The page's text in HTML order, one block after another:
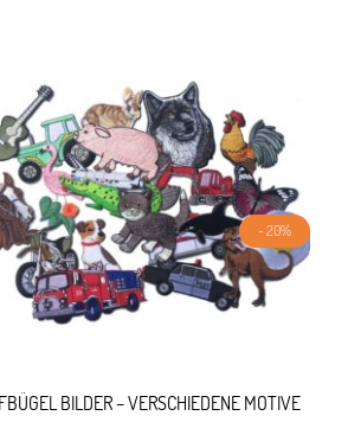
- 20%
BILDER – VERSCHIEDENE MOTIVE